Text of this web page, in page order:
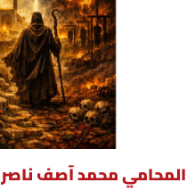
المحامي محمد آصف ناصر